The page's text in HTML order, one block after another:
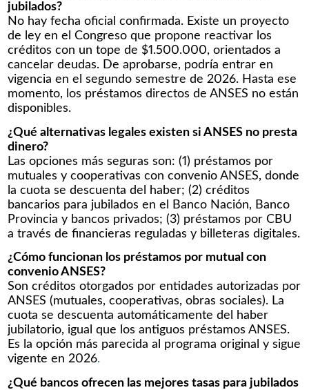
jubilados?
No hay fecha oficial confirmada. Existe un proyecto
de ley en el Congreso que propone reactivar los
créditos con un tope de $1.500.000, orientados a
cancelar deudas. De aprobarse, podría entrar en
vigencia en el segundo semestre de 2026. Hasta ese
momento, los préstamos directos de ANSES no están
disponibles.
¿Qué alternativas legales existen si ANSES no presta
dinero?
Las opciones más seguras son: (1) préstamos por
mutuales y cooperativas con convenio ANSES, donde
la cuota se descuenta del haber; (2) créditos
bancarios para jubilados en el Banco Nación, Banco
Provincia y bancos privados; (3) préstamos por CBU
a través de financieras reguladas y billeteras digitales.
¿Cómo funcionan los préstamos por mutual con
convenio ANSES?
Son créditos otorgados por entidades autorizadas por
ANSES (mutuales, cooperativas, obras sociales). La
cuota se descuenta automáticamente del haber
jubilatorio, igual que los antiguos préstamos ANSES.
Es la opción más parecida al programa original y sigue
vigente en 2026.
¿Qué bancos ofrecen las mejores tasas para jubilados